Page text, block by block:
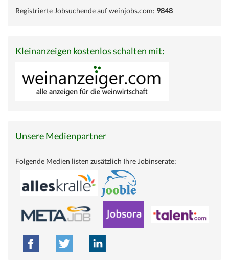
Registrierte Jobsuchende auf weinjobs.com: 9848
Kleinanzeigen kostenlos schalten mit:
Unsere Medienpartner
Folgende Medien listen zusätzlich Ihre Jobinserate: